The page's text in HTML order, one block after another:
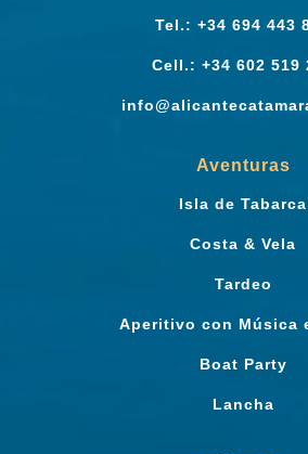
Tel.: +34 694 443
Cell.: +34 602 519
Aventuras
Isla de Tabarca
Costa & Vela
Tardeo
Aperitivo con Música
Boat Party
Lancha